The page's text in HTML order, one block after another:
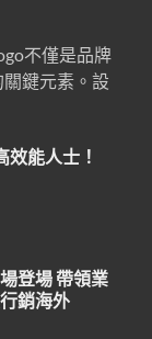
不僅是品牌
鍵元素。設
效能人士！
登場 帶領業
銷海外